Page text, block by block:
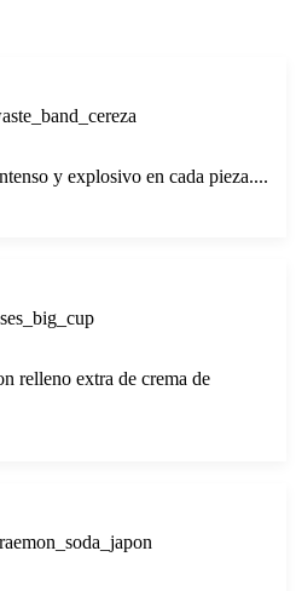
y explosivo en cada pieza....
relleno extra de crema de